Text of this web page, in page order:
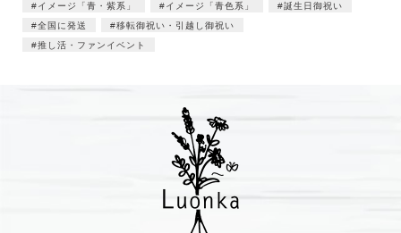
イメージ「青・紫系」
イメージ「青色系」
誕生日御祝い
全国に発送
移転御祝い・引越し御祝い
推し活・ファンイベント